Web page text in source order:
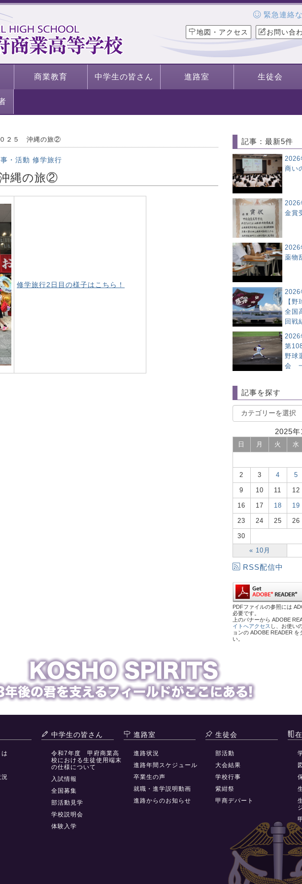
地図・アクセス お問い合
緊急連絡
商業教育 中学生の皆さん 進路室 生徒会
０２５ 沖縄の旅②
・活動 修学旅行
縄の旅②
修学旅行2日目の様子はこちら！
記事：最新5件
2026
商い
2026
金賞
2026
薬物
2026
【
全国
回戦
2026
第
野球
会
記事を探す
2025年
日 月 火 水
« 10月
2 3 4 5
9 10 11 12
16 17 18 19
23 24 25 26
30
RSS配信中
PDFファイルの参照には
必要です。
上のバナーから ADOBE
イトへアクセス し、お使い
ョンの ADOBE READER を
い。
況
中学生の皆さん
令和7年度 甲府商業高
校における生徒使用端末
の仕様について
入試情報
全国募集
部活動見学
学校説明会
体験入学
進路室
進路状況
進路年間スケジュール
卒業生の声
就職・進学説明動画
進路からのお知らせ
生徒会
部活動
大会結果
学校行事
紫紺祭
甲商デパート